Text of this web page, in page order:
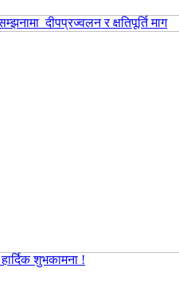
दीपप्रज्वलन र क्षतिपूर्ति माग
शुभकामना !